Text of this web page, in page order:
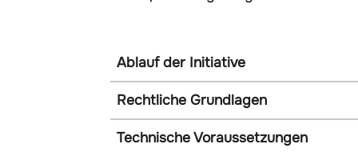
Ablauf der Initiative
Rechtliche Grundlagen
Technische Voraussetzungen